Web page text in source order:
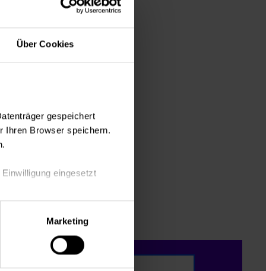
Über Cookies
gespeichert
Ihren Browser speichern.
eingesetzt
Auswahl hinsichtlich der
Marketing